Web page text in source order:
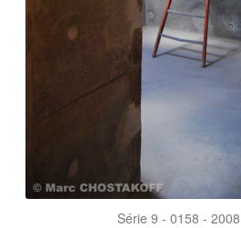
Série 9 - 0158 -